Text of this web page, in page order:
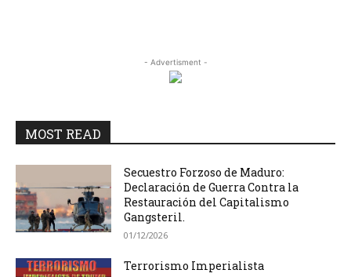
- Advertisment -
MOST READ
Secuestro Forzoso de Maduro:
Declaración de Guerra Contra la
Restauración del Capitalismo
Gangsteril.
01/12/2026
Terrorismo Imperialista